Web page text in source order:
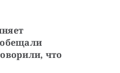
что